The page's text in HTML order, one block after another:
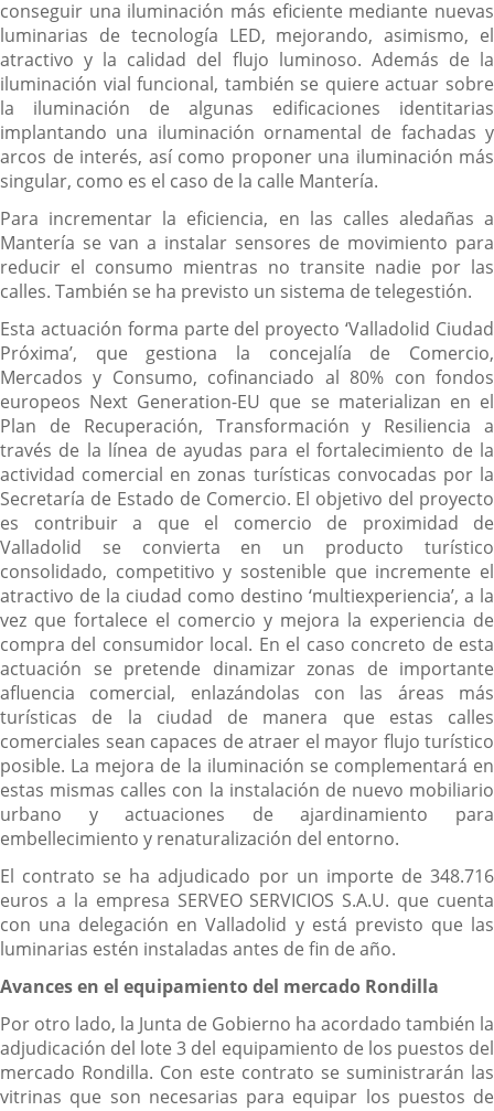
conseguir una iluminación más eficiente mediante nuevas
luminarias de tecnología LED, mejorando, asimismo, el
atractivo y la calidad del flujo luminoso. Además de la
iluminación vial funcional, también se quiere actuar sobre
la iluminación de algunas edificaciones identitarias
implantando una iluminación ornamental de fachadas y
arcos de interés, así como proponer una iluminación más
singular, como es el caso de la calle Mantería.
Para incrementar la eficiencia, en las calles aledañas a
Mantería se van a instalar sensores de movimiento para
reducir el consumo mientras no transite nadie por las
calles. También se ha previsto un sistema de telegestión.
Esta actuación forma parte del proyecto ‘Valladolid Ciudad
Próxima’, que gestiona la concejalía de Comercio,
Mercados y Consumo, cofinanciado al 80% con fondos
europeos Next Generation-EU que se materializan en el
Plan de Recuperación, Transformación y Resiliencia a
través de la línea de ayudas para el fortalecimiento de la
actividad comercial en zonas turísticas convocadas por la
Secretaría de Estado de Comercio. El objetivo del proyecto
es contribuir a que el comercio de proximidad de
Valladolid se convierta en un producto turístico
consolidado, competitivo y sostenible que incremente el
atractivo de la ciudad como destino ‘multiexperiencia’, a la
vez que fortalece el comercio y mejora la experiencia de
compra del consumidor local. En el caso concreto de esta
actuación se pretende dinamizar zonas de importante
afluencia comercial, enlazándolas con las áreas más
turísticas de la ciudad de manera que estas calles
comerciales sean capaces de atraer el mayor flujo turístico
posible. La mejora de la iluminación se complementará en
estas mismas calles con la instalación de nuevo mobiliario
urbano y actuaciones de ajardinamiento para
embellecimiento y renaturalización del entorno.
El contrato se ha adjudicado por un importe de 348.716
euros a la empresa SERVEO SERVICIOS S.A.U. que cuenta
con una delegación en Valladolid y está previsto que las
luminarias estén instaladas antes de fin de año.
Avances en el equipamiento del mercado Rondilla
Por otro lado, la Junta de Gobierno ha acordado también la
adjudicación del lote 3 del equipamiento de los puestos del
mercado Rondilla. Con este contrato se suministrarán las
vitrinas que son necesarias para equipar los puestos de